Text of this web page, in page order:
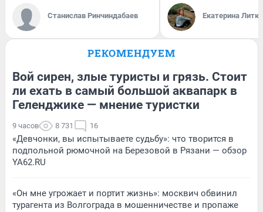
Станислав Ринчиндабаев Екатерина
РЕКОМЕНДУЕМ
Вой сирен, злые туристы и грязь. Стоит
ли ехать в самый большой аквапарк в
Геленджике — мнение туристки
9 часов 8 731 16
«Девчонки, вы испытываете судьбу»: что творится в
подпольной рюмочной на Березовой в Рязани — обзор
YA62.RU
«Он мне угрожает и портит жизнь»: москвич обвинил
турагента из Волгограда в мошенничестве и пропаже